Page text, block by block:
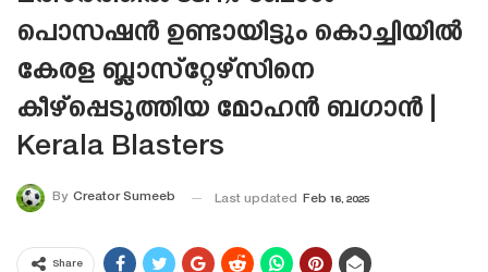
പൊസഷൻ ഉണ്ടായിട്ടും കൊച്ചിയിൽ
കേരള ബ്ലാസ്‌റ്റേഴ്‌സിനെ
കീഴ്പ്പെടുത്തിയ മോഹൻ ബഗാൻ |
Kerala Blasters
By Creator Sumeeb Last updated Feb 16, 2025
Share